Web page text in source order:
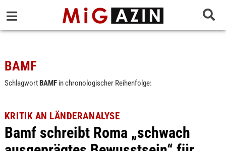
BAMF
SchlagwortBAMFin chronologischer Reihenfolge:
KRITIK AN LÄNDERANALYSE
Bamf schreibt Roma „schwach